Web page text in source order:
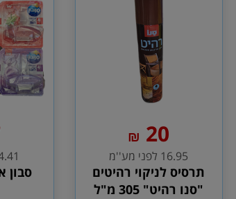
20
₪
16.95 לפני מע''מ
תרסיס לניקוי רהיטים
"סנו רהיט" 305 מ"ל
14.41
סבון